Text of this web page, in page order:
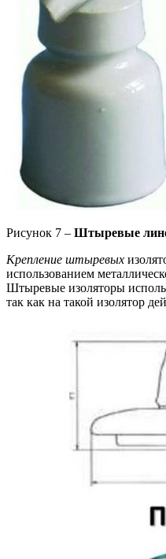
Рисунок 7 – Штыревые
Крепление штыревых
использованием
Штыревые изоляторы
так как на такой изолятор